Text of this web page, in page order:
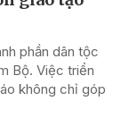
phần dân tộc
Bộ. Việc triển
không chỉ góp